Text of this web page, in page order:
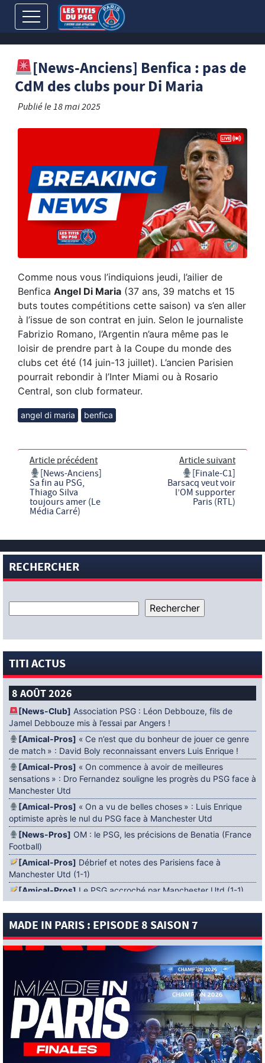
[News-Anciens] Benfica : pas de
CdM des clubs pour Di Maria
Publié le18 mai 2025
Comme nous vous l’indiquions jeudi, l’ailier de
Benfica Angel Di Maria (37 ans, 39 matchs et 15
buts toutes compétitions cette saison) va s’en aller
à l’issue de son contrat en juin. Selon le journaliste
Fabrizio Romano, l’Argentin n’aura même pas le
loisir de prendre part à la Coupe du monde des
clubs cet été (14 juin-13 juillet). L’ancien Parisien
pourrait rebondir à l’Inter Miami ou à Rosario
Central, son club formateur.
angel di maria benfica
Article précédent
[News-Anciens]
Sa fin au PSG,
Thiago Silva
toujours amer (Le
Média Carré)
Article suivant
[Finale-C1]
Barsacq veut voir
l’OM supporter
Paris (RTL)
RECHERCHER
TITI ACTUS
8 AOÛT 2026
[News-Club] Association PSG : Léon Debbouze, fils de
Jamel Debbouze mis à l’essai par Angers !
[Amical-Pros] « Ce n’est que du bonheur de jouer ce genre
de match » : David Boly reconnaissant envers Luis Enrique !
[Amical-Pros] « On commence à avoir de meilleures
sensations » : Dro Fernandez souligne les progrès du PSG face à
Manchester Utd
[Amical-Pros] « On a vu de belles choses » : Luis Enrique
optimiste après le nul du PSG face à Manchester Utd
[News-Pros] OM : le PSG, les précisions de Benatia (France
Football)
[Amical-Pros] Débrief et notes des Parisiens face à
Manchester Utd (1-1)
[Amical-Pros] Le PSG accroché par Manchester Utd (1-1)
5 AOÛT 2026
[News-Pros]Le Barça aurait fixé une deadline au PSG dans
le dossier Ferran Torres (Diario Sport)
[News-Pros]Amical : Le groupe du PSG avec 15 Titis face à
Majorque ! (Officiel)
[News-Pros]
Rumeur : Le Bayer Leverkusen aurait lancé des
négociations pour Ibrahim Mbaye (Ben Jacobs)
[News-Pros]Aston Villa : Manzambi absent face au PSG ?
(The Athletic)
MADE IN PARIS : EPISODE 8 SAISON 7